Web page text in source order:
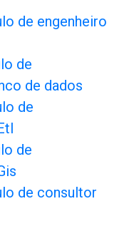
de engenheiro
de
de dados
de
de
de consultor